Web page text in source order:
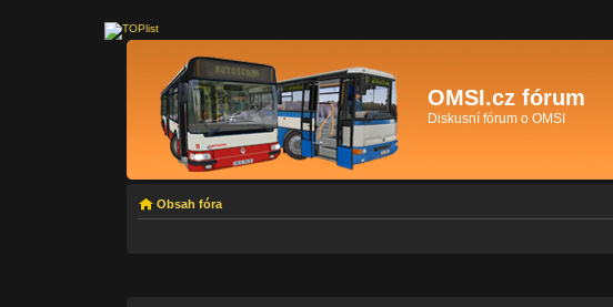
OMSI.cz fórum
Diskusní fórum o OMSI
Obsah fóra